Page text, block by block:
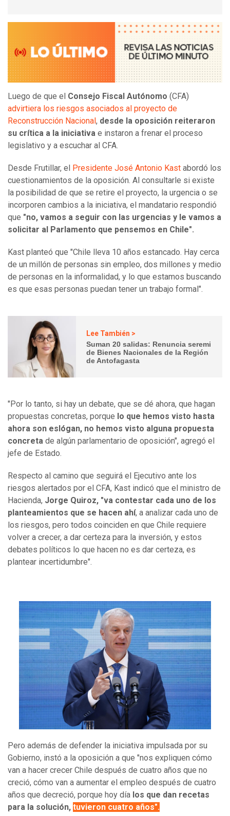
Luego de que el Consejo Fiscal Autónomo (CFA)
advirtiera los riesgos asociados al proyecto de
Reconstrucción Nacional , desde la oposición reiteraron
su crítica a la iniciativa e instaron a frenar el proceso
legislativo y a escuchar al CFA.
Desde Frutillar, el Presidente José Antonio Kast abordó los
cuestionamientos de la oposición. Al consultarle si existe
la posibilidad de que se retire el proyecto, la urgencia o se
incorporen cambios a la iniciativa, el mandatario respondió
que "no, vamos a seguir con las urgencias y le vamos a
solicitar al Parlamento que pensemos en Chile".
Kast planteó que "Chile lleva 10 años estancado. Hay cerca
de un millón de personas sin empleo, dos millones y medio
de personas en la informalidad, y lo que estamos buscando
es que esas personas puedan tener un trabajo formal".
Lee También >
Suman 20 salidas: Renuncia seremi
de Bienes Nacionales de la Región
de Antofagasta
"Por lo tanto, si hay un debate, que se dé ahora, que hagan
propuestas concretas, porque lo que hemos visto hasta
ahora son eslógan, no hemos visto alguna propuesta
concreta de algún parlamentario de oposición", agregó el
jefe de Estado.
Respecto al camino que seguirá el Ejecutivo ante los
riesgos alertados por el CFA, Kast indicó que el ministro de
Hacienda, Jorge Quiroz, "va contestar cada uno de los
planteamientos que se hacen ahí, a analizar cada uno de
los riesgos, pero todos coinciden en que Chile requiere
volver a crecer, a dar certeza para la inversión, y estos
debates políticos lo que hacen no es dar certeza, es
plantear incertidumbre".
Pero además de defender la iniciativa impulsada por su
Gobierno, instó a la oposición a que "nos expliquen cómo
van a hacer crecer Chile después de cuatro años que no
creció, cómo van a aumentar el empleo después de cuatro
años que decreció, porque hoy día los que dan recetas
para la solución, tuvieron cuatro años".